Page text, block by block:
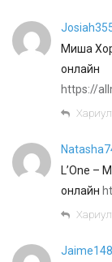
Миша
онлайн
https://
L’One –
онлайн